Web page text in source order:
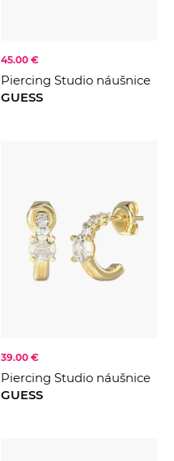
45.00 €
Piercing Studio náušnice
GUESS
39.00 €
Piercing Studio náušnice
GUESS